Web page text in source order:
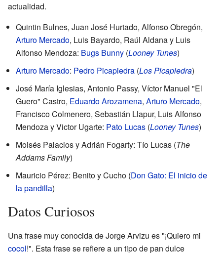
actualidad.
Quintin Bulnes, Juan José Hurtado, Alfonso Obregón,
Arturo Mercado, Luis Bayardo, Raúl Aldana y Luis
Alfonso Mendoza: Bugs Bunny (Looney Tunes)
Arturo Mercado: Pedro Picapiedra (Los Picapiedra)
José María Iglesias, Antonio Passy, Víctor Manuel "El
Guero" Castro, Eduardo Arozamena, Arturo Mercado,
Francisco Colmenero, Sebastián Llapur, Luis Alfonso
Mendoza y Victor Ugarte: Pato Lucas (Looney Tunes)
Moisés Palacios y Adrián Fogarty: Tío Lucas (The
Addams Family)
Mauricio Pérez: Benito y Cucho (Don Gato: El inicio de
la pandilla)
Datos Curiosos
Una frase muy conocida de Jorge Arvizu es "¡Quiero mi
cocol!". Esta frase se refiere a un tipo de pan dulce